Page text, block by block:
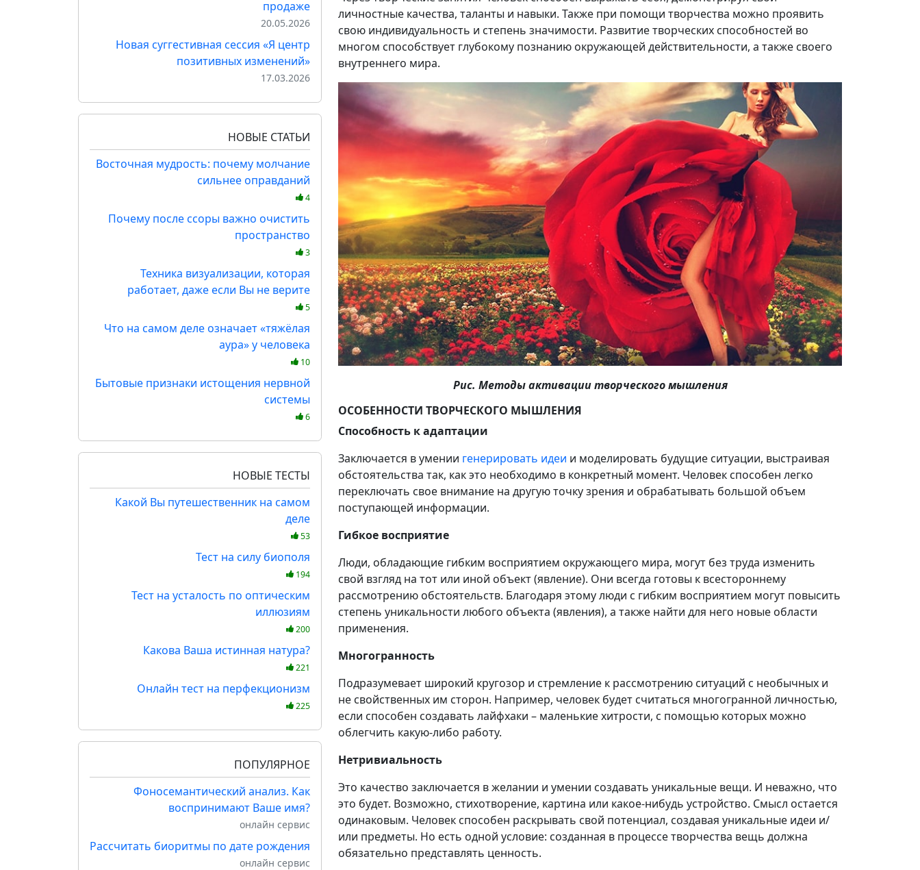
продаже
20.05.2026
Новая суггестивная сессия «Я центр
позитивных изменений»
17.03.2026
НОВЫЕ СТАТЬИ
Восточная мудрость: почему молчание
сильнее оправданий
4
Почему после ссоры важно очистить
пространство
3
Техника визуализации, которая
работает, даже если Вы не верите
5
Что на самом деле означает «тяжёлая
аура» у человека
10
Бытовые признаки истощения нервной
системы
6
НОВЫЕ ТЕСТЫ
Какой Вы путешественник на самом
деле
53
Тест на силу биополя
194
Тест на усталость по оптическим
иллюзиям
200
Какова Ваша истинная натура?
221
Онлайн тест на перфекционизм
225
ПОПУЛЯРНОЕ
Фоносемантический анализ. Как
воспринимают Ваше имя?
онлайн сервис
Рассчитать биоритмы по дате рождения
онлайн сервис
личностные качества, таланты и навыки. Также при помощи творчества можно проявить
свою индивидуальность и степень значимости. Развитие творческих способностей во
многом способствует глубокому познанию окружающей действительности, а также своего
внутреннего мира.
Рис. Методы активации творческого мышления
ОСОБЕННОСТИ ТВОРЧЕСКОГО МЫШЛЕНИЯ
Способность к адаптации
Заключается в умении генерировать идеи и моделировать будущие ситуации, выстраивая
обстоятельства так, как это необходимо в конкретный момент. Человек способен легко
переключать свое внимание на другую точку зрения и обрабатывать большой объем
поступающей информации.
Гибкое восприятие
Люди, обладающие гибким восприятием окружающего мира, могут без труда изменить
свой взгляд на тот или иной объект (явление). Они всегда готовы к всестороннему
рассмотрению обстоятельств. Благодаря этому люди с гибким восприятием могут повысить
степень уникальности любого объекта (явления), а также найти для него новые области
применения.
Многогранность
Подразумевает широкий кругозор и стремление к рассмотрению ситуаций с необычных и
не свойственных им сторон. Например, человек будет считаться многогранной личностью,
если способен создавать лайфхаки – маленькие хитрости, с помощью которых можно
облегчить какую-либо работу.
Нетривиальность
Это качество заключается в желании и умении создавать уникальные вещи. И неважно, что
это будет. Возможно, стихотворение, картина или какое-нибудь устройство. Смысл остается
одинаковым. Человек способен раскрывать свой потенциал, создавая уникальные идеи и/
или предметы. Но есть одной условие: созданная в процессе творчества вещь должна
обязательно представлять ценность.